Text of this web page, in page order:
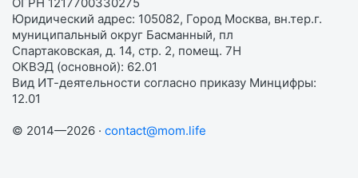
Юридический адрес: 105082, Город Москва, вн.тер.г.
муниципальный округ Басманный, пл
Спартаковская, д. 14, стр. 2, помещ. 7Н
ОКВЭД (основной): 62.01
Вид ИТ-деятельности согласно приказу Минцифры:
12.01
© 2014—2026 · contact@mom.life